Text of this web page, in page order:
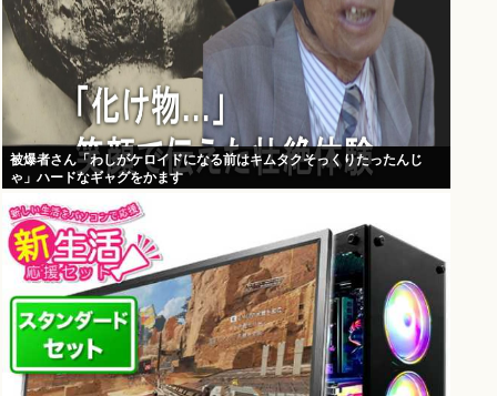
被爆者さん「わしがケロイドになる前はキムタクそっくりたったんじ
ゃ」ハードなギャグをかます